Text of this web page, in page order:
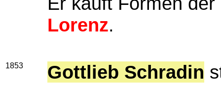
Lorenz.
1853 Gottlieb Schradin